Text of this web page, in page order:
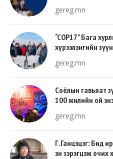
gereg.mn
“COP17” Бага
хүрээлэнгийн
gereg.mn
Соёлын гавьяат
100 жилийн ой
gereg.mn
Г.Ганцэцэг: Бид
эн зэрэгцэж очих